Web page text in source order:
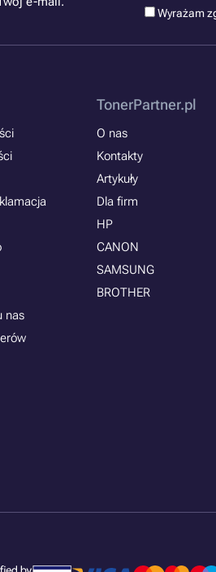
Wyrażam
nas
TonerPartner.pl
O nas
Kontakty
Artykuły
Dla firm
HP
CANON
SAMSUNG
BROTHER